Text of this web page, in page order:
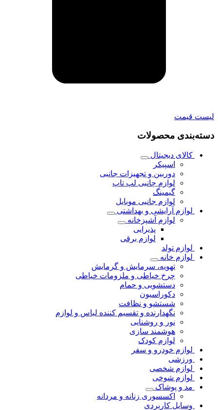
لیست قیمت
دسته‌بندی محصولات
کالای دیجیتال
اسپیکر
دوربین و تجهیزات جانبی
لوازم چانبی لپ تاپ
گیمینگ
لوازم جانبی موبایل
لوازم آرایشی و بهداشتی
لوازم آشپزخانه
پذیرایی
لوازم برقی
لوازم تولد
لوازم خانه
تهویه، سرمایش و گرمایش
چرخ خیاطی و ملزومات خیاطی
دستشویی و حمام
دکوراسیون
شستشو و نظافت
نگهدارنده و تقسیم کننده لباس و لوازم
نور و روشنایی
هوشمند سازی
لوازم کودک
لوازم خودرو و سفر
ورزشی
لوازم شخصی
لوازم شوخی
مد و پوشاک
اکسسوری زنانه و مردانه
وسایل کاربردی